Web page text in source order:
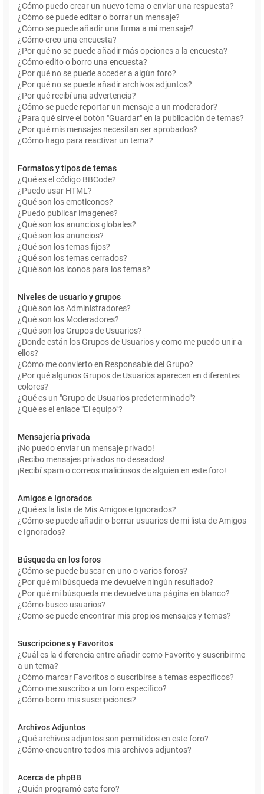
¿Cómo puedo crear un nuevo tema o enviar una respuesta?
¿Cómo se puede editar o borrar un mensaje?
¿Cómo se puede añadir una firma a mi mensaje?
¿Cómo creo una encuesta?
¿Por qué no se puede añadir más opciones a la encuesta?
¿Cómo edito o borro una encuesta?
¿Por qué no se puede acceder a algún foro?
¿Por qué no se puede añadir archivos adjuntos?
¿Por qué recibí una advertencia?
¿Cómo se puede reportar un mensaje a un moderador?
¿Para qué sirve el botón "Guardar" en la publicación de temas?
¿Por qué mis mensajes necesitan ser aprobados?
¿Cómo hago para reactivar un tema?
Formatos y tipos de temas
¿Qué es el código BBCode?
¿Puedo usar HTML?
¿Qué son los emoticonos?
¿Puedo publicar imagenes?
¿Qué son los anuncios globales?
¿Qué son los anuncios?
¿Qué son los temas fijos?
¿Qué son los temas cerrados?
¿Qué son los iconos para los temas?
Niveles de usuario y grupos
¿Qué son los Administradores?
¿Qué son los Moderadores?
¿Qué son los Grupos de Usuarios?
¿Donde están los Grupos de Usuarios y como me puedo unir a
ellos?
¿Cómo me convierto en Responsable del Grupo?
¿Por qué algunos Grupos de Usuarios aparecen en diferentes
colores?
¿Qué es un "Grupo de Usuarios predeterminado"?
¿Qué es el enlace "El equipo"?
Mensajería privada
¡No puedo enviar un mensaje privado!
¡Recibo mensajes privados no deseados!
¡Recibí spam o correos maliciosos de alguien en este foro!
Amigos e Ignorados
¿Qué es la lista de Mis Amigos e Ignorados?
¿Cómo se puede añadir o borrar usuarios de mi lista de Amigos
e Ignorados?
Búsqueda en los foros
¿Cómo se puede buscar en uno o varios foros?
¿Por qué mi búsqueda me devuelve ningún resultado?
¿Por qué mi búsqueda me devuelve una página en blanco?
¿Cómo busco usuarios?
¿Como se puede encontrar mis propios mensajes y temas?
Suscripciones y Favoritos
¿Cuál es la diferencia entre añadir como Favorito y suscribirme
a un tema?
¿Cómo marcar Favoritos o suscribirse a temas específicos?
¿Cómo me suscribo a un foro específico?
¿Cómo borro mis suscripciones?
Archivos Adjuntos
¿Qué archivos adjuntos son permitidos en este foro?
¿Cómo encuentro todos mis archivos adjuntos?
Acerca de phpBB
¿Quién programó este foro?